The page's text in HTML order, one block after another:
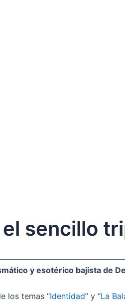
sencillo
y esotérico bajista de
los temas “Identidad” y “La